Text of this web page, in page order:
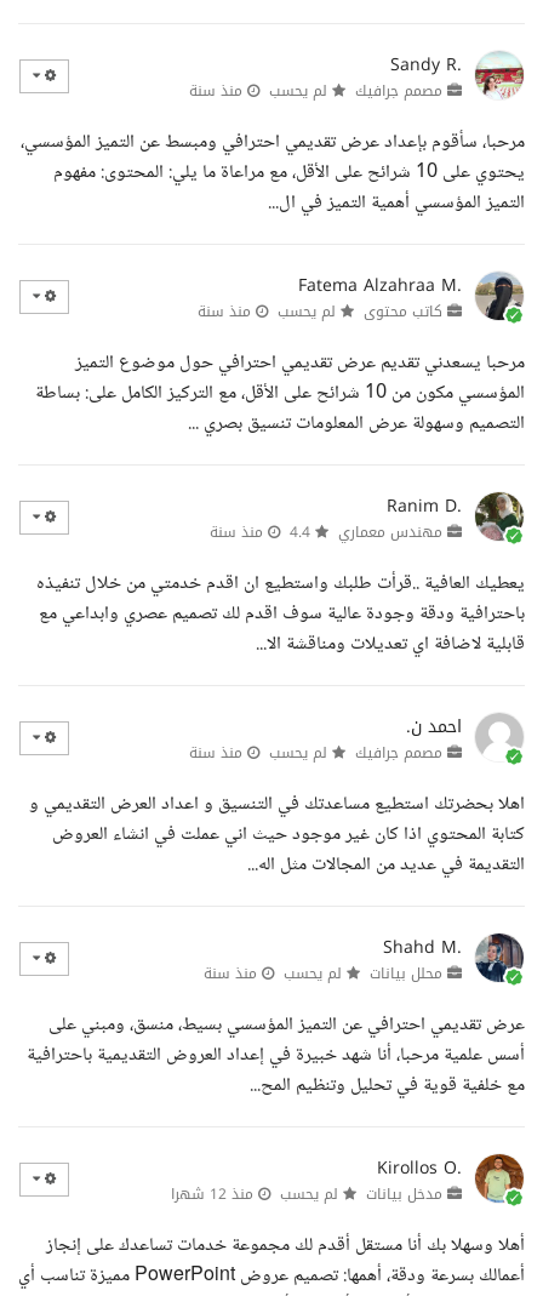
Sandy R.
مصمم جرافيك لم يحسب منذ سنة
مرحبا، سأقوم بإعداد عرض تقديمي احترافي ومبسط عن التميز المؤسسي،
يحتوي على 10 شرائح على الأقل، مع مراعاة ما يلي: المحتوى: مفهوم
التميز المؤسسي أهمية التميز في ال...
Fatema Alzahraa M.
كاتب محتوى لم يحسب منذ سنة
مرحبا يسعدني تقديم عرض تقديمي احترافي حول موضوع التميز
المؤسسي مكون من 10 شرائح على الأقل، مع التركيز الكامل على: بساطة
التصميم وسهولة عرض المعلومات تنسيق بصري ...
Ranim D.
مهندس معماري منذ سنة
يعطيك العافية ..قرأت طلبك واستطيع ان اقدم خدمتي من خلال تنفيذه
باحترافية ودقة وجودة عالية سوف اقدم لك تصميم عصري وابداعي مع
قابلية لاضافة اي تعديلات ومناقشة الا...
احمد ن.
مصمم جرافيك لم يحسب منذ سنة
اهلا بحضرتك استطيع مساعدتك في التنسيق و اعداد العرض التقديمي و
كتابة المحتوي اذا كان غير موجود حيث اني عملت في انشاء العروض
التقديمة في عديد من المجالات مثل اله...
Shahd M.
محلل بيانات لم يحسب منذ سنة
عرض تقديمي احترافي عن التميز المؤسسي بسيط، منسق، ومبني على
أسس علمية مرحبا، أنا شهد خبيرة في إعداد العروض التقديمية باحترافية
مع خلفية قوية في تحليل وتنظيم المح...
Kirollos O.
مدخل بيانات لم يحسب منذ 12 شهرا
أهلا وسهلا بك أنا مستقل أقدم لك مجموعة خدمات تساعدك على إنجاز
أعمالك بسرعة ودقة، أهمها: تصميم عروض PowerPoint مميزة تناسب أي